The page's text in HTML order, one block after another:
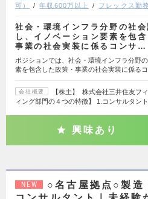
可）
年収600万以上 フレックス勤
社会・環境インフラ分野の社会
し、イノベーション要素を包含
事業の社会実装に係るコンサ…
ポジションでは、社会・環境インフラ分野
素を包含した政策・事業の社会実装に係る
会社概要
【株主】 株式会社三井住友フ
ィング部門の４つの特徴】 1.コンサルタン
興味あり
NEW
○名古屋拠点○製造